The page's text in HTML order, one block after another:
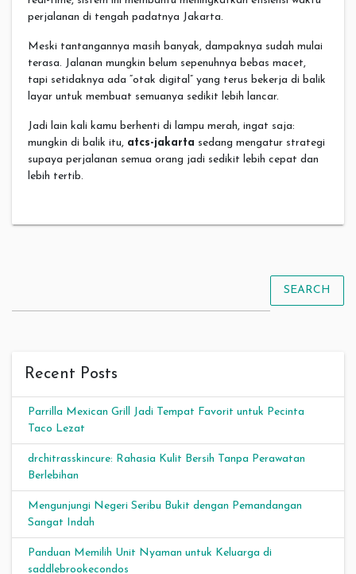
perjalanan di tengah padatnya Jakarta.
Meski tantangannya masih banyak, dampaknya sudah mulai
terasa. Jalanan mungkin belum sepenuhnya bebas macet,
tapi setidaknya ada “otak digital” yang terus bekerja di balik
layar untuk membuat semuanya sedikit lebih lancar.
Jadi lain kali kamu berhenti di lampu merah, ingat saja:
mungkin di balik itu, atcs-jakarta sedang mengatur strategi
supaya perjalanan semua orang jadi sedikit lebih cepat dan
lebih tertib.
SEARCH
Recent Posts
Parrilla Mexican Grill Jadi Tempat Favorit untuk Pecinta
Taco Lezat
drchitrasskincure: Rahasia Kulit Bersih Tanpa Perawatan
Berlebihan
Mengunjungi Negeri Seribu Bukit dengan Pemandangan
Sangat Indah
Panduan Memilih Unit Nyaman untuk Keluarga di
saddlebrookecondos